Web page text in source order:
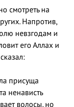
смотреть на
Напротив,
невзгодам и
его Аллах и
присуща
ненависть
волосы, но